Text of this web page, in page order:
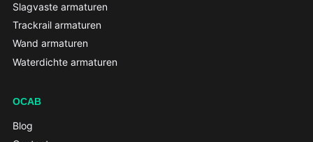
Slagvaste armaturen
Trackrail armaturen
Wand armaturen
Waterdichte armaturen
OCAB
Blog